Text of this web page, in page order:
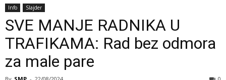
Info Slajder
SVE MANJE RADNIKA U
TRAFIKAMA: Rad bez odmora
za male pare